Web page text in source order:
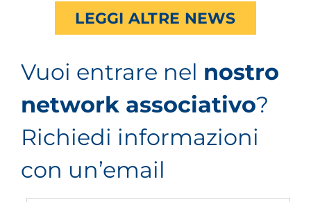
LEGGI ALTRE NEWS
Vuoi entrare nel nostro
network associativo?
Richiedi informazioni
con un’email